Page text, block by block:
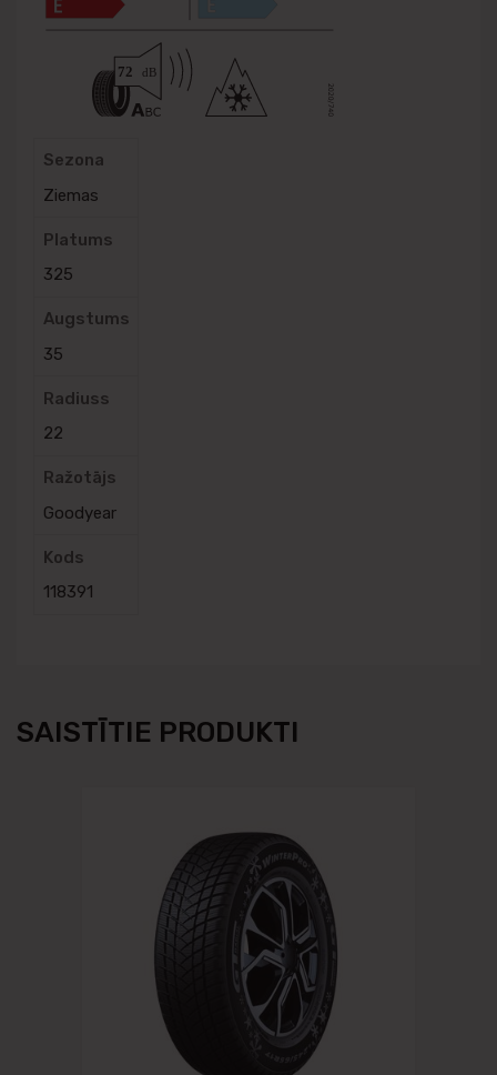
Sezona
Ziemas
Platums
325
Augstums
35
Radiuss
22
Ražotājs
Goodyear
Kods
118391
SAISTĪTIE PRODUKTI